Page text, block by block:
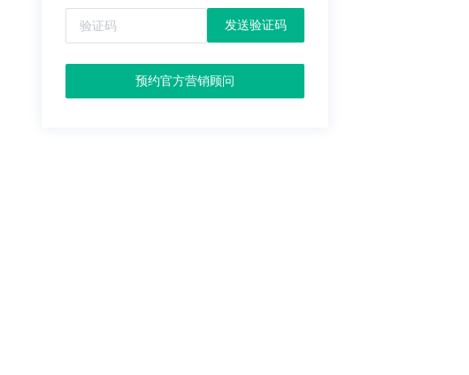
发送验证码
预约官方营销顾问